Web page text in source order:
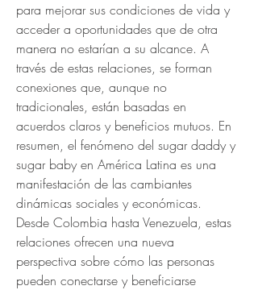
para mejorar sus condiciones de vida y
acceder a oportunidades que de otra
manera no estarían a su alcance. A
través de estas relaciones, se forman
conexiones que, aunque no
tradicionales, están basadas en
acuerdos claros y beneficios mutuos. En
resumen, el fenómeno del sugar daddy y
sugar baby en América Latina es una
manifestación de las cambiantes
dinámicas sociales y económicas.
Desde Colombia hasta Venezuela, estas
relaciones ofrecen una nueva
perspectiva sobre cómo las personas
pueden conectarse y beneficiarse